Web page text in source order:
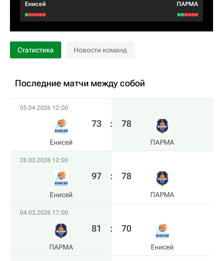
Енисей ПАРМА
Статистика Новости команд
Последние матчи между собой
05.04.2026 12:00
Енисей
73 : 78
ПАРМА
28.03.2026 12:00
Енисей
97 : 78
ПАРМА
04.03.2026 17:00
ПАРМА
81 : 70
Енисей